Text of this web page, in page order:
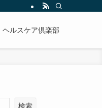
ヘルスケア倶楽部
検索